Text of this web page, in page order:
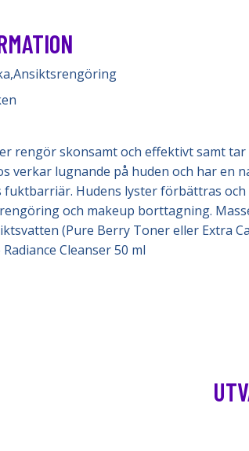
,Ansiktsrengöring
rengör skonsamt och effektivt samt
verkar lugnande på huden och har en
Hudens lyster förbättras
och makeup borttagning.
(Pure Berry Toner eller Extra
Cleanser 50 ml